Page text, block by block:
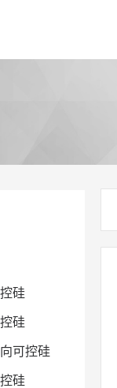
硅
硅
可控硅
硅